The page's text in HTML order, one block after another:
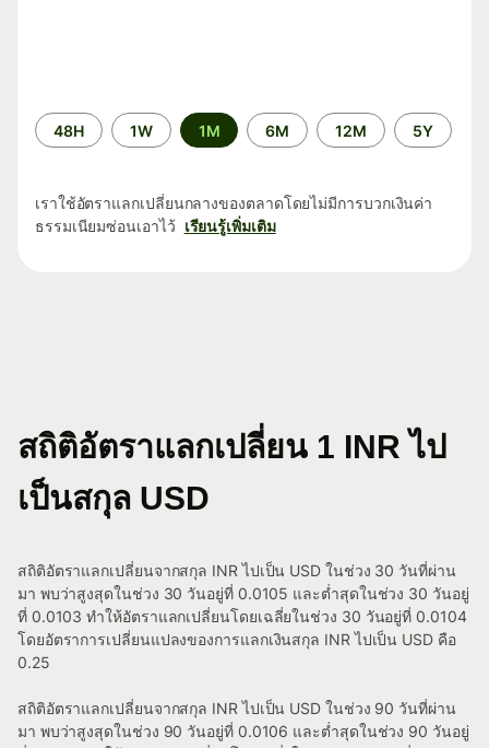
ระยะ
เวลา
48H 1W 1M 6M 12M 5Y
เราใช้อัตราแลกเปลี่ยนกลางของตลาดโดยไม่มีการบวกเงินค่า
ธรรมเนียมซ่อนเอาไว้ เรียนรู้เพิ่มเติม
สถิติอัตราแลกเปลี่ยน 1 INR ไป
เป็นสกุล USD
สถิติอัตราแลกเปลี่ยนจากสกุล INR ไปเป็น USD ในช่วง 30 วันที่ผ่าน
มา พบว่าสูงสุดในช่วง 30 วันอยู่ที่ 0.0105 และต่ำสุดในช่วง 30 วันอยู่
ที่ 0.0103 ทำให้อัตราแลกเปลี่ยนโดยเฉลี่ยในช่วง 30 วันอยู่ที่ 0.0104
โดยอัตราการเปลี่ยนแปลงของการแลกเงินสกุล INR ไปเป็น USD คือ
0.25
สถิติอัตราแลกเปลี่ยนจากสกุล INR ไปเป็น USD ในช่วง 90 วันที่ผ่าน
มา พบว่าสูงสุดในช่วง 90 วันอยู่ที่ 0.0106 และต่ำสุดในช่วง 90 วันอยู่